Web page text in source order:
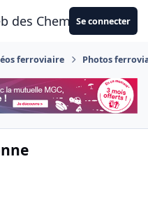
des CheminotsSe connecter
ferroviaire Photos